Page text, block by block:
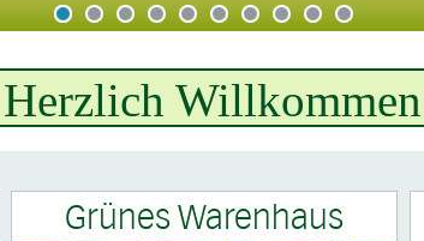
Herzlich Willkommen
Grünes Warenhaus